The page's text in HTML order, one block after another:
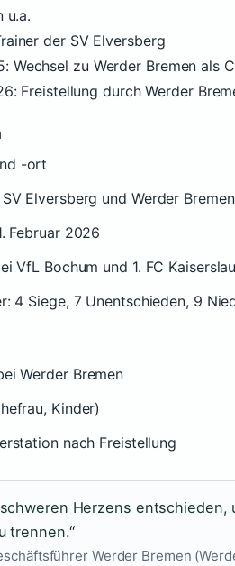
u.a.
der SV Elversberg
: Wechsel zu Werder Bremen als
: Freistellung durch Werder
-ort
Elversberg und Werder Bremen
Februar 2026
VfL Bochum und 1. FC
4 Siege, 7 Unentschieden, 9
Werder Bremen
Kinder)
nach Freistellung
schweren Herzens entschieden,
trennen.“
Werder Bremen